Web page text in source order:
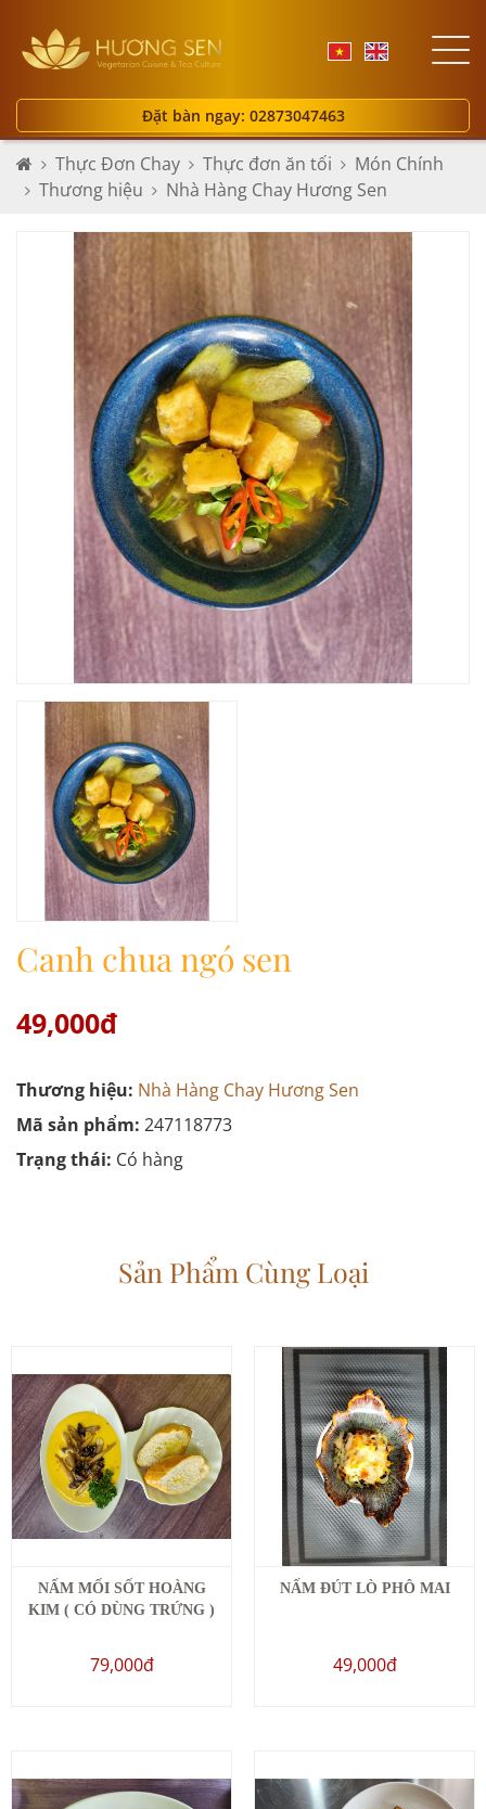
Đặt bàn ngay: 02873047463
Thực Đơn Chay Thực đơn ăn tối
Món Chính
Thương hiệu
Nhà Hàng Chay Hương Sen
Canh chua ngó sen
49,000đ
Thương hiệu: Nhà Hàng Chay Hương Sen
Mã sản phẩm: 247118773
Trạng thái: Có hàng
Sản Phẩm Cùng Loại
NẤM MỐI SỐT HOÀNG
KIM ( CÓ DÙNG TRỨNG )
79,000đ
NẤM ĐÚT LÒ PHÔ MAI
49,000đ